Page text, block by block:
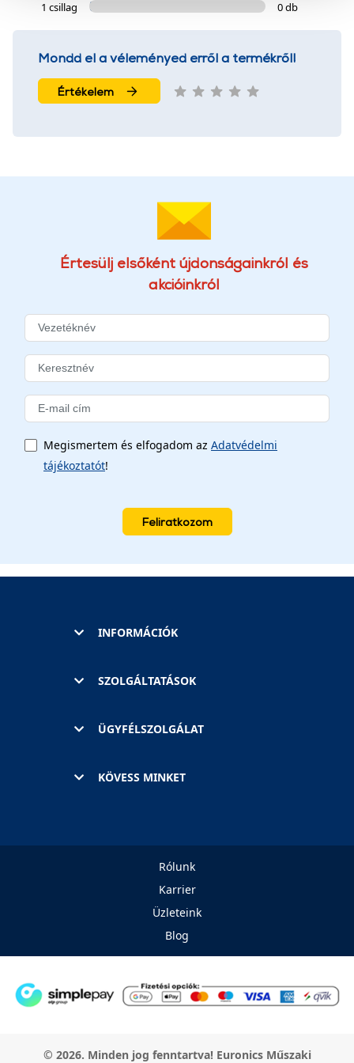
szolgáltatásaink biztosításához szükségesek. Az oldal
1 csillag
0 db
Mondd el a véleményed erről a termékről!
Értékelem
Értesülj elsőként újdonságainkról és
akcióinkról
Megismertem és elfogadom az Adatvédelmi
tájékoztatót!
Feliratkozom
INFORMÁCIÓK
SZOLGÁLTATÁSOK
ÜGYFÉLSZOLGÁLAT
KÖVESS MINKET
Rólunk
Karrier
Üzleteink
Blog
© 2026. Minden jog fenntartva! Euronics Műszaki